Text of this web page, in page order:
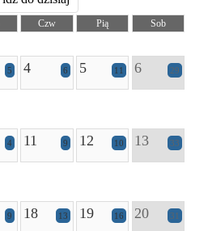
Czw Pią
Sob
5 4 6 5 11 6 29
4 11 9 12 10 13 33
9 18 13 19 16 20 31